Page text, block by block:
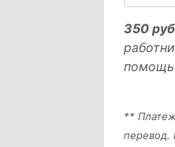
350
помощь
**
перевод.